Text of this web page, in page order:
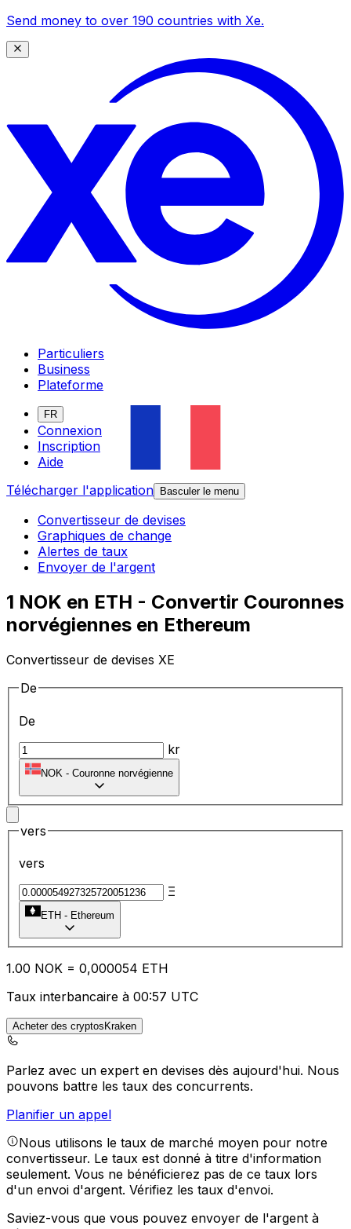
Send money to over 190 countries with Xe.
Particuliers
Business
Plateforme
FR
Connexion
Inscription
Aide
Télécharger l'application
Basculer le menu
Convertisseur de devises
Graphiques de change
Alertes de taux
Envoyer de l'argent
1 NOK en ETH - Convertir Couronnes
norvégiennes en Ethereum
Convertisseur de devises XE
De
De
kr
NOK - Couronne norvégienne
vers
vers
Ξ
ETH - Ethereum
1.00 NOK = 0,000054 ETH
Taux interbancaire à 00:57 UTC
Acheter des cryptosKraken
Parlez avec un expert en devises dès aujourd'hui. Nous
pouvons battre les taux des concurrents.
Planifier un appel
Nous utilisons le taux de marché moyen pour notre
convertisseur. Le taux est donné à titre d'information
seulement. Vous ne bénéficierez pas de ce taux lors
d'un envoi d'argent. Vérifiez les taux d'envoi.
Saviez-vous que vous pouvez envoyer de l'argent à